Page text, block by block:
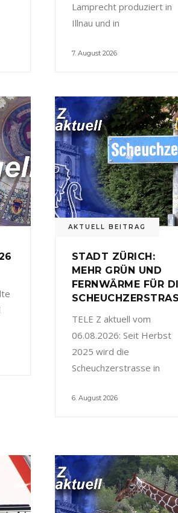
Lamprecht produziert in
Illnau und in
7. August 2026
AKTUELL BEITRAG
STADT ZÜRICH:
MEHR GRÜN UND
FERNWÄRME FÜR
TELE Z aktuell vom
06.08.2026: Seit Herbst
2025 wird die
Scheuchzerstrasse in
6. August 2026